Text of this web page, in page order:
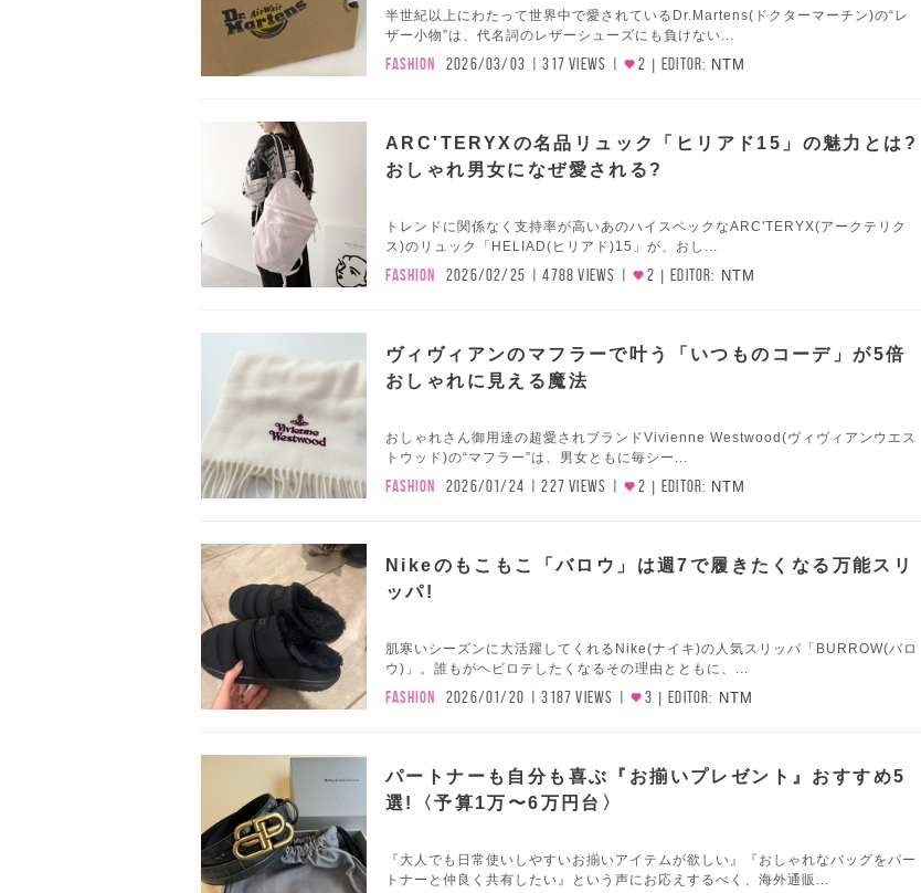
半世紀以上にわたって世界中で愛されているDr.Martens(ドクターマーチン)の“レ
ザー小物”は、代名詞のレザーシューズにも負けない...
FASHION 2026/03/03 317 VIEWS 2 EDITOR: NTM
ARC'TERYXの名品リュック「ヒリアド15」の魅力とは?
おしゃれ男女になぜ愛される?
トレンドに関係なく支持率が高いあのハイスペックなARC'TERYX(アークテリク
ス)のリュック「HELIAD(ヒリアド)15」が、おし...
FASHION 2026/02/25 4788 VIEWS 2 EDITOR: NTM
ヴィヴィアンのマフラーで叶う「いつものコーデ」が5倍
おしゃれに見える魔法
おしゃれさん御用達の超愛されブランドVivienne Westwood(ヴィヴィアンウエス
トウッド)の“マフラー”は、男女ともに毎シー...
FASHION 2026/01/24 227 VIEWS 2 EDITOR: NTM
Nikeのもこもこ「バロウ」は週7で履きたくなる万能スリ
ッパ!
肌寒いシーズンに大活躍してくれるNike(ナイキ)の人気スリッパ「BURROW(バロ
ウ)」。誰もがヘビロテしたくなるその理由とともに、...
FASHION 2026/01/20 3187 VIEWS 3 EDITOR: NTM
パートナーも自分も喜ぶ『お揃いプレゼント』おすすめ5
選!〈予算1万〜6万円台〉
『大人でも日常使いしやすいお揃いアイテムが欲しい』『おしゃれなバッグをパー
トナーと仲良く共有したい』という声にお応えするべく、海外通販...